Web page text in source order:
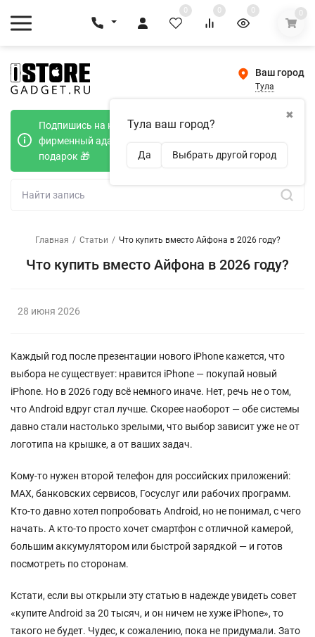
0 0 0 0
Ваш город
Тула
✖
Тула ваш город?
Да Выбрать другой город
Подпишись на наш телеграмм канал и получи
фирменный адаптер Type-C 20W при покупке в
подарок 🎁
Главная / Статьи / Что купить вместо Айфона в 2026 году?
Что купить вместо Айфона в 2026 году?
28 июня 2026
Каждый год после презентации нового iPhone кажется, что
выбора не существует: нравится iPhone — покупай новый
iPhone. Но в 2026 году всё немного иначе. Нет, речь не о том,
что Android вдруг стал лучше. Скорее наоборот — обе системы
давно стали настолько зрелыми, что выбор зависит уже не от
логотипа на крышке, а от ваших задач.
Кому-то нужен второй телефон для российских приложений:
MAX, банковских сервисов, Госуслуг или рабочих программ.
Кто-то давно хотел попробовать Android, но не понимал, с чего
начать. А кто-то просто хочет смартфон с отличной камерой,
большим аккумулятором или быстрой зарядкой — и готов
посмотреть по сторонам.
Кстати, если вы открыли эту статью в надежде увидеть совет
«купите Android за 20 тысяч, и он ничем не хуже iPhone», то
такого не будет. Чудес, к сожалению, пока не придумали. Зато